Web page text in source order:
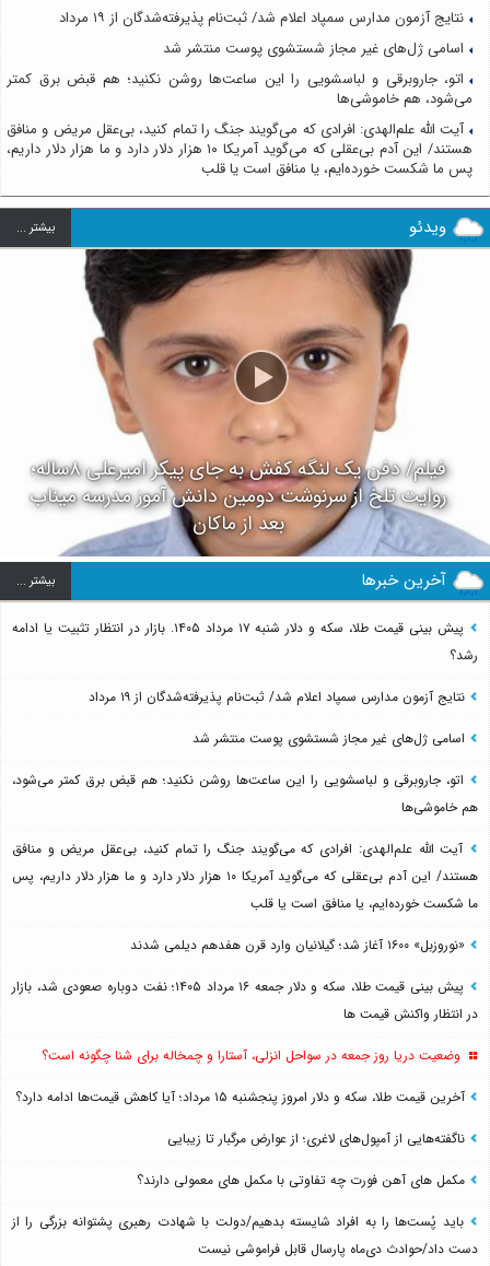
نتایج آزمون مدارس سمپاد اعلام شد/ ثبت‌نام پذیرفته‌شدگان از ۱۹ مرداد
اسامی ژل‌های غیر مجاز شستشوی پوست منتشر شد
اتو، جاروبرقی و لباسشویی را این ساعت‌ها روشن نکنید؛ هم قبض برق کمتر
می‌شود، هم خاموشی‌ها
آیت الله علم‌الهدی: افرادی که می‌گویند جنگ را تمام کنید، بی‌عقل مریض و منافق
هستند/ این آدم بی‌عقلی که می‌گوید آمریکا ۱۰ هزار دلار دارد و ما هزار دلار داریم،
پس ما شکست خورده‌ایم، یا منافق است یا قلب
ویدئو بيشتر ...
فیلم/ دفن یک لنگه کفش به جای پیکر امیرعلی ۸ساله؛
روایت تلخ از سرنوشت دومین دانش آموز مدرسه میناب
بعد از ماکان
آخرین خبرها بيشتر ...
پیش بینی قیمت طلا، سکه و دلار شنبه ۱۷ مرداد ۱۴۰۵. بازار در انتظار تثبیت یا ادامه
رشد؟
نتایج آزمون مدارس سمپاد اعلام شد/ ثبت‌نام پذیرفته‌شدگان از ۱۹ مرداد
اسامی ژل‌های غیر مجاز شستشوی پوست منتشر شد
اتو، جاروبرقی و لباسشویی را این ساعت‌ها روشن نکنید؛ هم قبض برق کمتر می‌شود،
هم خاموشی‌ها
آیت الله علم‌الهدی: افرادی که می‌گویند جنگ را تمام کنید، بی‌عقل مریض و منافق
هستند/ این آدم بی‌عقلی که می‌گوید آمریکا ۱۰ هزار دلار دارد و ما هزار دلار داریم، پس
ما شکست خورده‌ایم، یا منافق است یا قلب
«نوروزبل» ۱۶۰۰ آغاز شد؛ گیلانیان وارد قرن هفدهم دیلمی شدند
پیش بینی قیمت طلا، سکه و دلار جمعه ۱۶ مرداد ۱۴۰۵؛ نفت دوباره صعودی شد، بازار
در انتظار واکنش قیمت ها
وضعیت دریا روز جمعه در سواحل انزلی، آستارا و چمخاله برای شنا چگونه است؟
آخرین قیمت طلا، سکه و دلار امروز پنجشنبه ۱۵ مرداد؛ آیا کاهش قیمت‌ها ادامه دارد؟
ناگفته‌هایی از آمپول‌های لاغری؛ از عوارض مرگبار تا زیبایی
مکمل های آهن فورت چه تفاوتی با مکمل های معمولی دارند؟
باید پُست‌ها را به افراد شایسته بدهیم/دولت با شهادت رهبری پشتوانه بزرگی را از
دست داد/حوادث دی‌ماه پارسال قابل فراموشی نیست